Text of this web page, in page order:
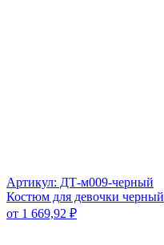
Артикул: ДТ-м009-черный
Костюм для девочки черный
от 1 669,92 ₽